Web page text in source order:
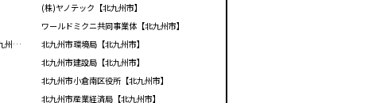
(株)ヤノテック【北九州市】
ワールドミクニ共同事業体【北九州市】
北九州産業観光センター実行委員会【北九州市】
北九州市環境局【北九州市】
北九州市建設局【北九州市】
北九州市小倉南区役所【北九州市】
北九州市産業経済局【北九州市】